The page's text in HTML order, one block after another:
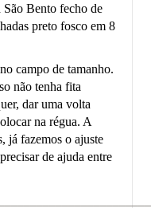
Bento fecho de
preto fosco em 8
campo de tamanho.
não tenha fita
dar uma volta
na régua. A
já fazemos o ajuste
de ajuda entre